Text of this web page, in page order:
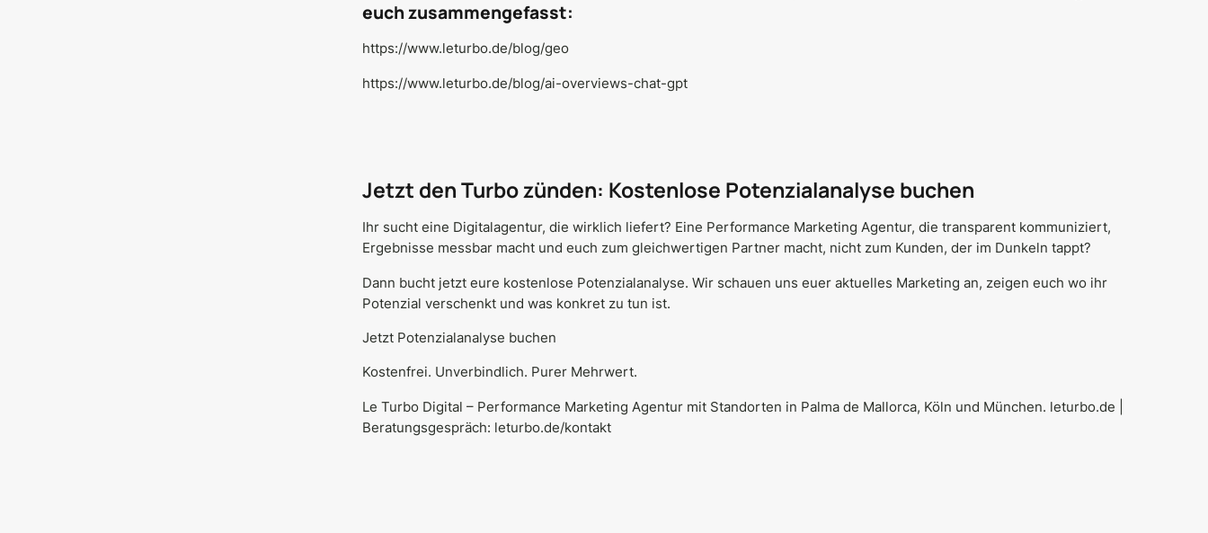
euch zusammengefasst:
https://www.leturbo.de/blog/geo
https://www.leturbo.de/blog/ai-overviews-chat-gpt
Jetzt den Turbo zünden: Kostenlose Potenzialanalyse buchen
Ihr sucht eine Digitalagentur, die wirklich liefert? Eine Performance Marketing Agentur, die transparent kommuniziert,
Ergebnisse messbar macht und euch zum gleichwertigen Partner macht, nicht zum Kunden, der im Dunkeln tappt?
Dann bucht jetzt eure kostenlose Potenzialanalyse. Wir schauen uns euer aktuelles Marketing an, zeigen euch wo ihr
Potenzial verschenkt und was konkret zu tun ist.
Jetzt Potenzialanalyse buchen
Kostenfrei. Unverbindlich. Purer Mehrwert.
Le Turbo Digital – Performance Marketing Agentur mit Standorten in Palma de Mallorca, Köln und München. leturbo.de
Beratungsgespräch: leturbo.de/kontakt